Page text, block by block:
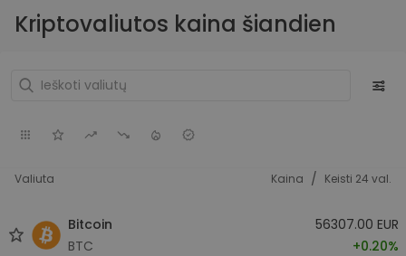
Kriptovaliutos kaina šiandien
Valiuta Kaina / Keisti 24 val.
Bitcoin
BTC
56307.00 EUR
+0.20%